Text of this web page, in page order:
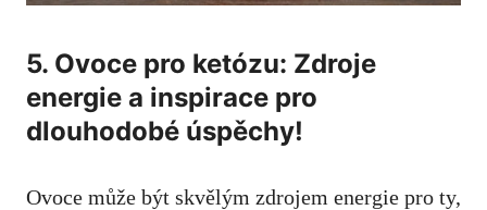
5. Ovoce pro ‌ketózu: Zdroje
energie ⁤a ​inspirace pro
dlouhodobé‌ úspěchy!
Ovoce může být skvělým zdrojem energie⁣ pro ty,